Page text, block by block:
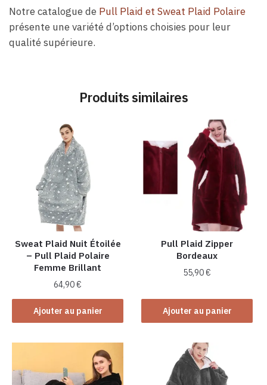
Notre catalogue de Pull Plaid et Sweat Plaid Polaire
présente une variété d’options choisies pour leur
qualité supérieure.
Produits similaires
Sweat Plaid Nuit Étoilée
– Pull Plaid Polaire
Femme Brillant
64,90€
Ajouter au panier
Pull Plaid Zipper
Bordeaux
55,90€
Ajouter au panier